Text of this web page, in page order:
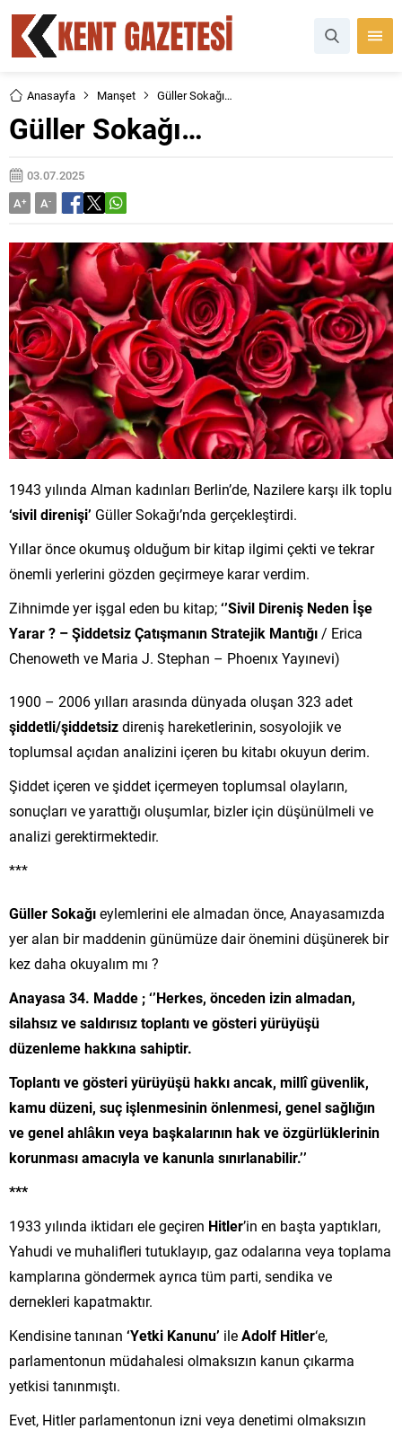
Anasayfa Manşet Güller Sokağı…
Güller Sokağı…
03.07.2025
A+ A-
1943 yılında Alman kadınları Berlin’de, Nazilere karşı ilk toplu
‘sivil direnişi’ Güller Sokağı’nda gerçekleştirdi.
Yıllar önce okumuş olduğum bir kitap ilgimi çekti ve tekrar
önemli yerlerini gözden geçirmeye karar verdim.
Zihnimde yer işgal eden bu kitap;‘’Sivil Direniş Neden İşe
Yarar ? – Şiddetsiz Çatışmanın Stratejik Mantığı / Erica
Chenoweth ve Maria J. Stephan – Phoenıx Yayınevi)
1900 – 2006 yılları arasında dünyada oluşan 323 adet
şiddetli/şiddetsizdireniş hareketlerinin, sosyolojik ve
toplumsal açıdan analizini içeren bu kitabı okuyun derim.
Şiddet içeren ve şiddet içermeyen toplumsal olayların,
sonuçları ve yarattığı oluşumlar, bizler için düşünülmeli ve
analizi gerektirmektedir.
***
Güller Sokağıeylemlerini ele almadan önce, Anayasamızda
yer alan bir maddenin günümüze dair önemini düşünerek bir
kez daha okuyalım mı ?
Anayasa 34. Madde ; ‘’Herkes, önceden izin almadan,
silahsız ve saldırısız toplantı ve gösteri yürüyüşü
düzenleme hakkına sahiptir.
Toplantı ve gösteri yürüyüşü hakkı ancak, millî güvenlik,
kamu düzeni, suç işlenmesinin önlenmesi, genel sağlığın
ve genel ahlâkın veya başkalarının hak ve özgürlüklerinin
korunması amacıyla ve kanunla sınırlanabilir.’’
***
1933 yılında iktidarı ele geçiren Hitler’in en başta yaptıkları,
Yahudi ve muhalifleri tutuklayıp, gaz odalarına veya toplama
kamplarına göndermek ayrıca tüm parti, sendika ve
dernekleri kapatmaktır.
Kendisine tanınan ‘Yetki Kanunu’ ileAdolf Hitler‘e,
parlamentonun müdahalesi olmaksızın kanun çıkarma
yetkisi tanınmıştı.
Evet, Hitler parlamentonun izni veya denetimi olmaksızın